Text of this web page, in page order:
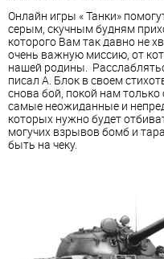
Онлайн игры « Танки»
серым, скучным будням
которого Вам так давно не
очень важную миссию, от
нашей родины.
писал А. Блок в своем
снова бой, покой нам только
самые неожиданные и
которых нужно будет
могучих взрывов бомб и
быть на чеку.